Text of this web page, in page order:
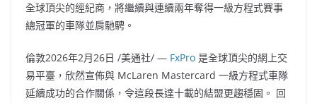
全球頂尖的經紀商，將繼續與連續兩年奪得一級方程式賽事
總冠軍的車隊並肩馳騁。
倫敦2026年2月26日 /美通社/ — FxPro 是全球頂尖的網上交
易平臺，欣然宣佈與 McLaren Mastercard 一級方程式車隊
延續成功的合作關係，令這段長達十載的結盟更趨穩固。 回